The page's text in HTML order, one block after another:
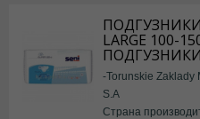
ПОДГУЗНИКИ
LARGE 100-
-Torunskie Zaklady
S.A
Страна